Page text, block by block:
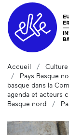
Accueil Culture
Pays Basque
basque dans la
agenda et acteurs
Basque nord